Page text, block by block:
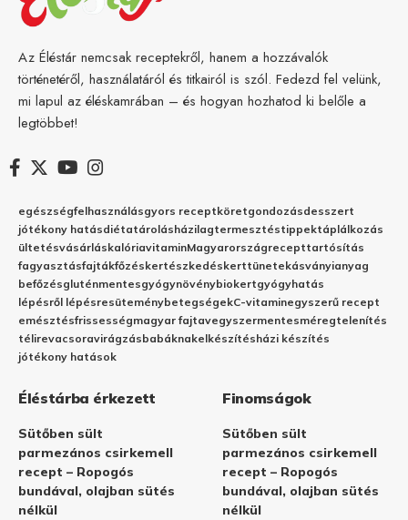
Az Éléstár nemcsak receptekről, hanem a hozzávalók
történetéről, használatáról és titkairól is szól. Fedezd fel velünk,
mi lapul az éléskamrában – és hogyan hozhatod ki belőle a
legtöbbet!
egészségfelhasználásgyors receptköretgondozásdesszert
jótékony hatásdiétatárolásházilagtermesztéstippektáplálkozás
ültetésvásárláskalóriavitaminMagyarországrecepttartósítás
fagyasztásfajtákfőzéskertészkedéskerttünetekásványianyag
befőzésgluténmentesgyógynövénybiokertgyógyhatás
lépésről lépésresüteménybetegségekC-vitaminegyszerű recept
emésztésfrissességmagyar fajtavegyszermentesméregtelenítés
télirevacsoravirágzásbabáknakelkészítésházi készítés
jótékony hatások
Éléstárba érkezett
Sütőben sült
parmezános csirkemell
recept – Ropogós
bundával, olajban sütés
nélkül
Finomságok
Sütőben sült
parmezános csirkemell
recept – Ropogós
bundával, olajban sütés
nélkül